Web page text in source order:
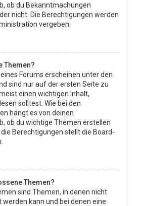
ob du Bekanntmachungen
nicht. Die Berechtigungen werden
vergeben.
Themen?
Forums erscheinen unter den
sind nur auf der ersten Seite zu
einen wichtigen Inhalt,
solltest. Wie bei den
hängt es von deinen
ob du wichtige Themen erstellen
Berechtigungen stellt die Board-
Themen?
sind Themen, in denen nicht
kann und bei denen eine